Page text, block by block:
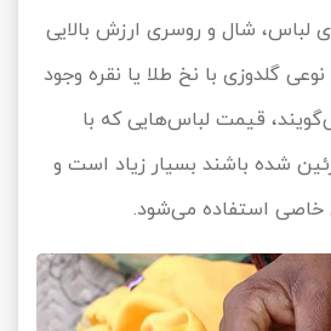
لباس، شال و روسری ارزش بالایی
گلدوزی با نخ طلا یا نقره وجود
قیمت لباس‌هایی که با
شده باشند بسیار زیاد است و
خاصی استفاده می‌شود.